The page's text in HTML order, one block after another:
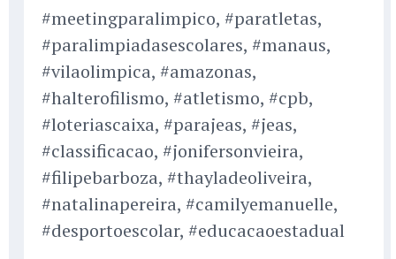
#meetingparalimpico, #paratletas,
#paralimpiadasescolares, #manaus,
#vilaolimpica, #amazonas,
#halterofilismo, #atletismo, #cpb,
#loteriascaixa, #parajeas, #jeas,
#classificacao, #jonifersonvieira,
#filipebarboza, #thayladeoliveira,
#natalinapereira, #camilyemanuelle,
#desportoescolar, #educacaoestadual